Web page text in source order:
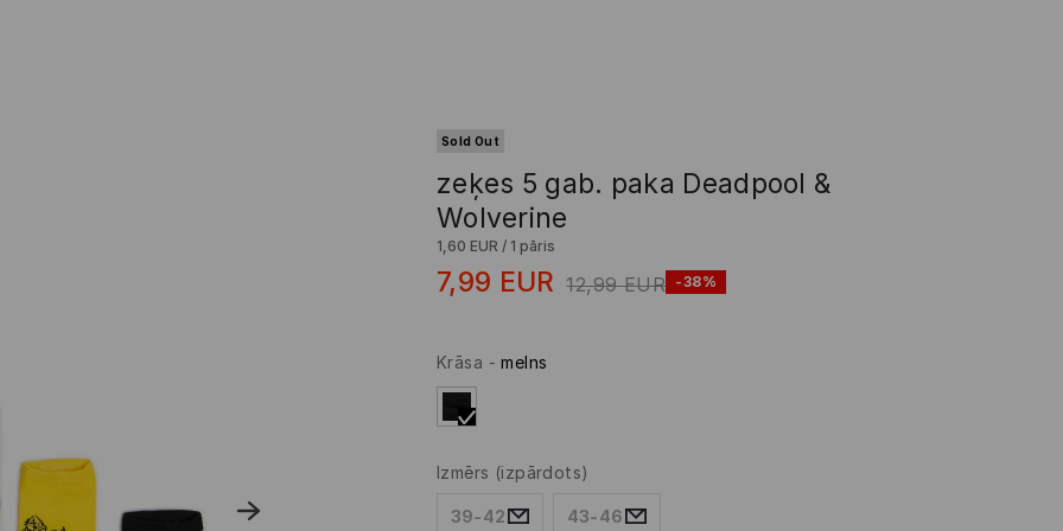
Sold Out
zeķes 5 gab. paka Deadpool &
Wolverine
1,60 EUR / 1 pāris
7,99 EUR 12,99 EUR -38%
Krāsa -melns
Izmērs (izpārdots)
39-42 43-46